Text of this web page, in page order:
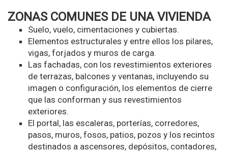
ZONAS COMUNES DE UNA VIVIENDA
Suelo, vuelo, cimentaciones y cubiertas.
Elementos estructurales y entre ellos los pilares,
vigas, forjados y muros de carga.
Las fachadas, con los revestimientos exteriores
de terrazas, balcones y ventanas, incluyendo su
imagen o configuración, los elementos de cierre
que las conforman y sus revestimientos
exteriores.
El portal, las escaleras, porterías, corredores,
pasos, muros, fosos, patios, pozos y los recintos
destinados a ascensores, depósitos, contadores,